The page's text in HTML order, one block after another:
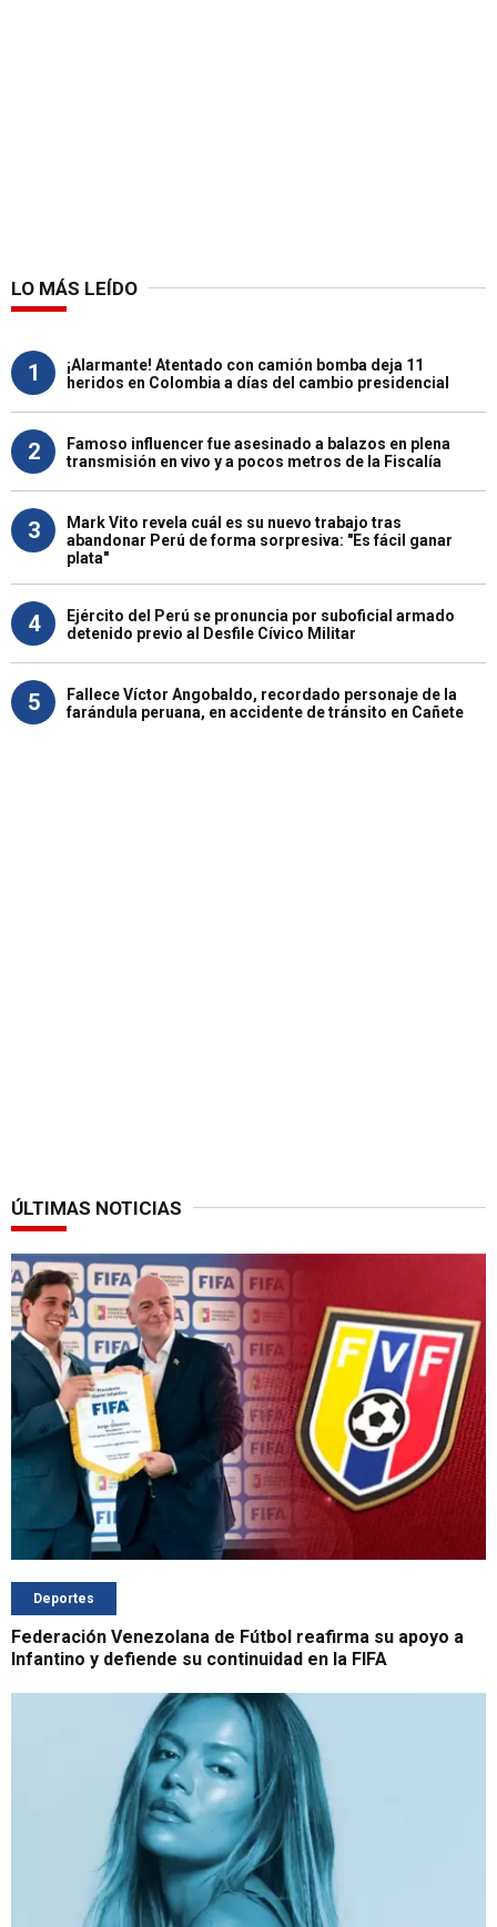
LO MÁS LEÍDO
1
¡Alarmante! Atentado con camión bomba deja 11
heridos en Colombia a días del cambio presidencial
2
Famoso influencer fue asesinado a balazos en plena
transmisión en vivo y a pocos metros de la Fiscalía
3
Mark Vito revela cuál es su nuevo trabajo tras
abandonar Perú de forma sorpresiva: "Es fácil ganar
plata"
4
Ejército del Perú se pronuncia por suboficial armado
detenido previo al Desfile Cívico Militar
5
Fallece Víctor Angobaldo, recordado personaje de la
farándula peruana, en accidente de tránsito en Cañete
ÚLTIMAS NOTICIAS
Deportes
Federación Venezolana de Fútbol reafirma su apoyo a
Infantino y defiende su continuidad en la FIFA